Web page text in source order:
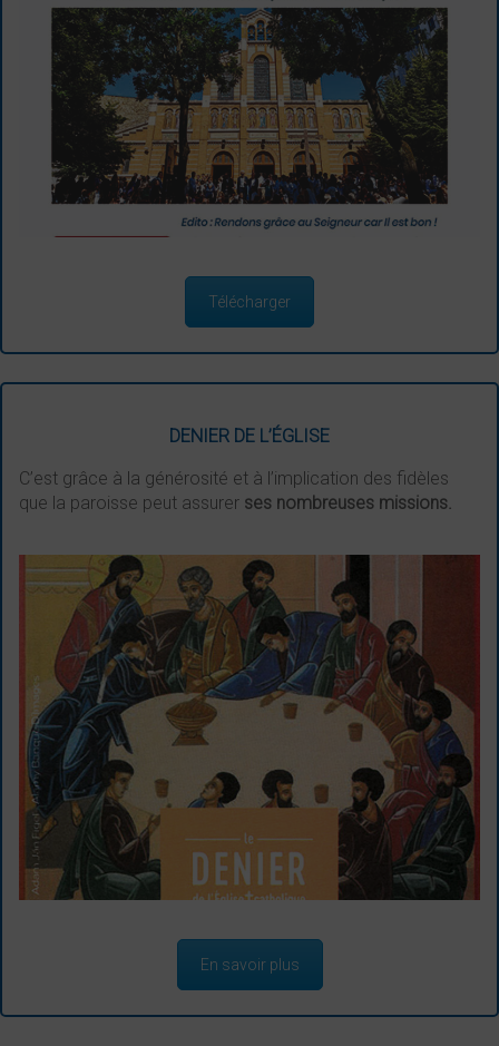
Télécharger
DENIER DE L’ÉGLISE
C’est grâce à la générosité et à l’implication des fidèles
que la paroisse peut assurer ses nombreuses missions.
En savoir plus